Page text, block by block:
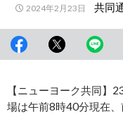
2024年2月23日 共同
【ニューヨーク共同】
場は午前8時40分現在